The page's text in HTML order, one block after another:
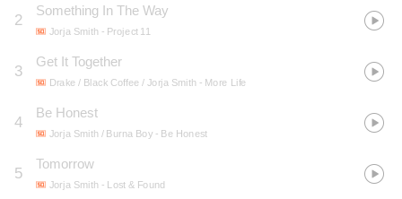
奖。 乔尔贾的合作项目进一步彰显了她的多面性。她为卡莉·乌奇斯
（Kali Uchis）的性感单曲《Tyrant》献声，将两人独特的风格完美
她创作情感丰富且充满力量的抒情曲目的能力。此外，她还与肯德
里克·拉马尔（Kendrick Lamar）合作了《黑豹》（Black
Body》，为他们的独特风格注入了灵魂乐的韵味。最近，她与德雷
克（Drake）合作了《Get It Together》，与奇异博士（Childish
Gambino）合作了《Feels Like Summer》，证明了她能够适应并
茁壮成长于多元的音乐领域。 2023年，乔尔贾发布了她的第二张专
2
Something In The Way
Jorja Smith - Project 11
3
Get It Together
Drake / Black Coffee / Jorja Smith - More Life
4
Be Honest
Jorja Smith / Burna Boy - Be Honest
5
Tomorrow
Jorja Smith - Lost & Found